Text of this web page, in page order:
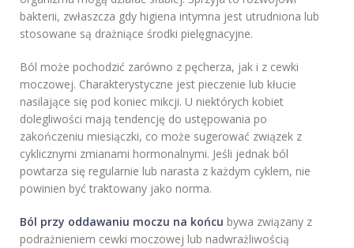
bakterii, zwłaszcza gdy higiena intymna jest utrudniona lub
stosowane są drażniące środki pielęgnacyjne.
Ból może pochodzić zarówno z pęcherza, jak i z cewki
moczowej. Charakterystyczne jest pieczenie lub kłucie
nasilające się pod koniec mikcji. U niektórych kobiet
dolegliwości mają tendencję do ustępowania po
zakończeniu miesiączki, co może sugerować związek z
cyklicznymi zmianami hormonalnymi. Jeśli jednak ból
powtarza się regularnie lub narasta z każdym cyklem, nie
powinien być traktowany jako norma.
Ból przy oddawaniu moczu na końcu bywa związany z
podrażnieniem cewki moczowej lub nadwrażliwością